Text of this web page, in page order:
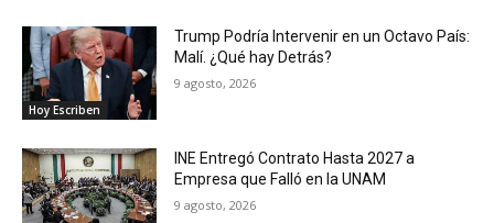
Hoy Escriben
Trump Podría Intervenir en un Octavo País:
Malí. ¿Qué hay Detrás?
9 agosto, 2026
INE Entregó Contrato Hasta 2027 a
Empresa que Falló en la UNAM
9 agosto, 2026